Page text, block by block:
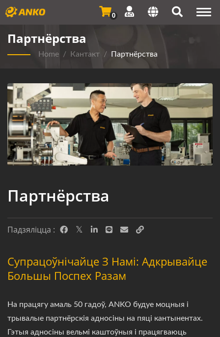
0
Партнёрства
Home / Кантакт / Партнёрства
Партнёрства
Падзяліцца :
Супрацоўнічайце З Намі: Адкрывайце
Большы Поспех Разам
На працягу амаль 50 гадоў, ANKO будуе моцныя і
трывалые партнёрскія адносіны на пяці кантынентах.
Гэтыя адносіны вельмі каштоўныя і працягваюць